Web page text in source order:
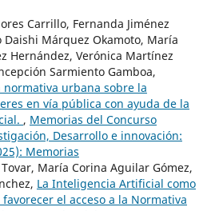
Carrillo, Fernanda Jiménez
Daishi Márquez Okamoto, María
Hernández, Verónica Martínez
Sarmiento Gamboa,
normativa urbana sobre la
en vía pública con ayuda de la
, Memorias del Concurso
Desarrollo e innovación:
Memorias
María Corina Aguilar Gómez,
La Inteligencia Artificial como
el acceso a la Normativa